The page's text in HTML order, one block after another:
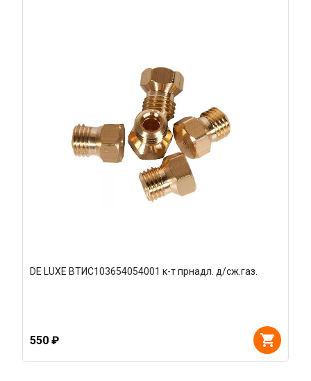
DE LUXE ВТИС103654054001 к-т прнадл. д/сж.газ.
550 ₽